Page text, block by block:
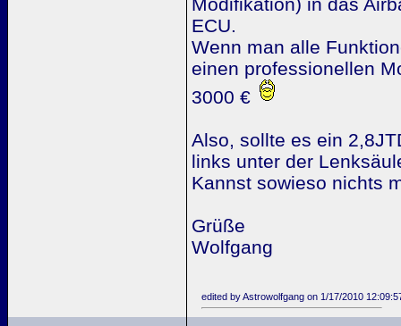
ECU.
Wenn man alle
einen professionellen
3000 €
Also, sollte es ein
links unter der
Kannst sowieso nichts
Grüße
Wolfgang
edited by Astrowolfgang on 1/17/2010